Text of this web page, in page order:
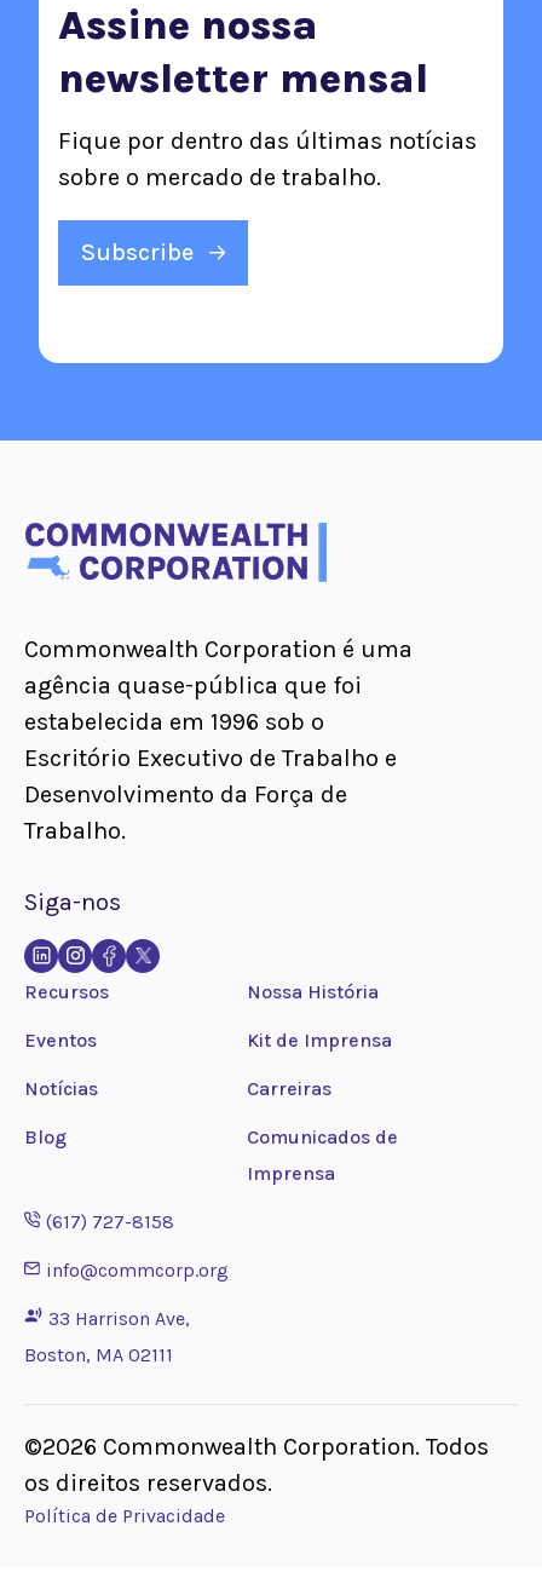
Assine nossa
newsletter mensal
Fique por dentro das últimas notícias
sobre o mercado de trabalho.
Subscribe
Commonwealth Corporation é uma
agência quase-pública que foi
estabelecida em 1996 sob o
Escritório Executivo de Trabalho e
Desenvolvimento da Força de
Trabalho.
Siga-nos
Recursos
Eventos
Notícias
Blog
Nossa História
Kit de Imprensa
Carreiras
Comunicados de
Imprensa
Opens phone application
(617) 727-8158
Opens email application
info@commcorp.org
33 Harrison Ave,
Boston, MA 02111
©2026 Commonwealth Corporation. Todos
os direitos reservados.
Política de Privacidade